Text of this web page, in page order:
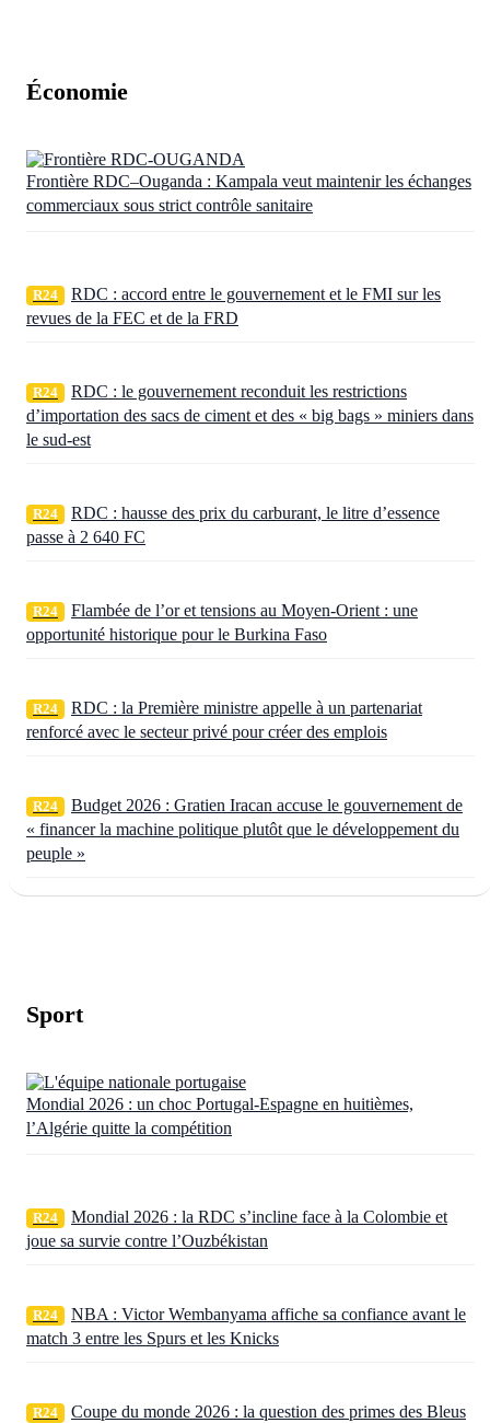
Économie
Frontière RDC–Ouganda : Kampala veut maintenir les échanges
commerciaux sous strict contrôle sanitaire
R24
RDC : accord entre le gouvernement et le FMI sur les
revues de la FEC et de la FRD
R24
RDC : le gouvernement reconduit les restrictions
d’importation des sacs de ciment et des « big bags » miniers dans
le sud-est
R24
RDC : hausse des prix du carburant, le litre d’essence
passe à 2 640 FC
R24
Flambée de l’or et tensions au Moyen-Orient : une
opportunité historique pour le Burkina Faso
R24
RDC : la Première ministre appelle à un partenariat
renforcé avec le secteur privé pour créer des emplois
R24
Budget 2026 : Gratien Iracan accuse le gouvernement de
« financer la machine politique plutôt que le développement du
peuple »
Sport
Mondial 2026 : un choc Portugal-Espagne en huitièmes,
l’Algérie quitte la compétition
R24
Mondial 2026 : la RDC s’incline face à la Colombie et
joue sa survie contre l’Ouzbékistan
R24
NBA : Victor Wembanyama affiche sa confiance avant le
match 3 entre les Spurs et les Knicks
R24
Coupe du monde 2026 : la question des primes des Bleus